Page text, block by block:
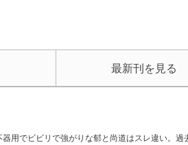
最新刊を見る
用でビビリで強がりな郁と尚道はスレ違い。